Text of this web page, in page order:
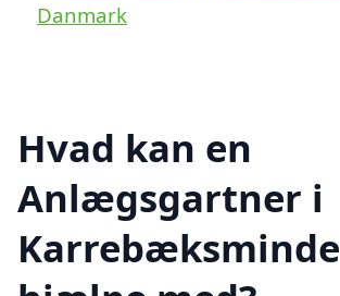
Danmark
Hvad kan en
Anlægsgartner i
Karrebæksminde